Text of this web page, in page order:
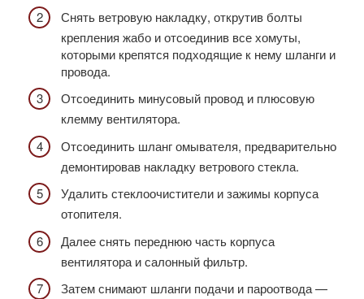
Снять ветровую накладку, открутив болты
крепления жабо и отсоединив все хомуты,
которыми крепятся подходящие к нему шланги и
провода.
Отсоединить минусовый провод и плюсовую
клемму вентилятора.
Отсоединить шланг омывателя, предварительно
демонтировав накладку ветрового стекла.
Удалить стеклоочистители и зажимы корпуса
отопителя.
Далее снять переднюю часть корпуса
вентилятора и салонный фильтр.
Затем снимают шланги подачи и пароотвода —